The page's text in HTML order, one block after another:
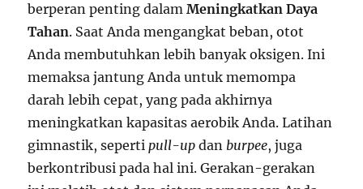
berperan penting dalamMeningkatkan Daya
Tahan. Saat Anda mengangkat beban, otot
Anda membutuhkan lebih banyak oksigen. Ini
memaksa jantung Anda untuk memompa
darah lebih cepat, yang pada akhirnya
meningkatkan kapasitas aerobik Anda. Latihan
gimnastik, sepertipull-up dan burpee, juga
berkontribusi pada hal ini. Gerakan-gerakan